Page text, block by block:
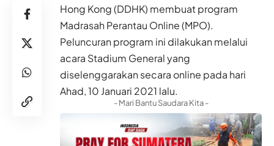
Hong Kong(DDHK) membuat program
Madrasah Perantau Online (MPO).
Peluncuran program ini dilakukan melalui
acara Stadium General yang
diselenggarakan secara online pada hari
Ahad, 10 Januari 2021 lalu.
- Mari Bantu Saudara Kita -